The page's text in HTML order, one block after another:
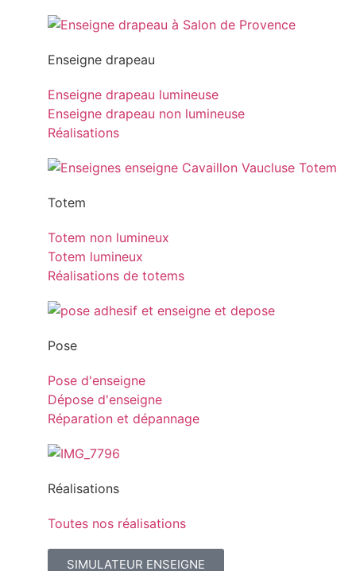
Enseigne drapeau
Enseigne drapeau lumineuse
Enseigne drapeau non lumineuse
Réalisations
Totem
Totem non lumineux
Totem lumineux
Réalisations de totems
Pose
Pose d'enseigne
Dépose d'enseigne
Réparation et dépannage
Réalisations
Toutes nos réalisations
SIMULATEUR ENSEIGNE